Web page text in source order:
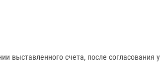
выставленного счета, после согласования